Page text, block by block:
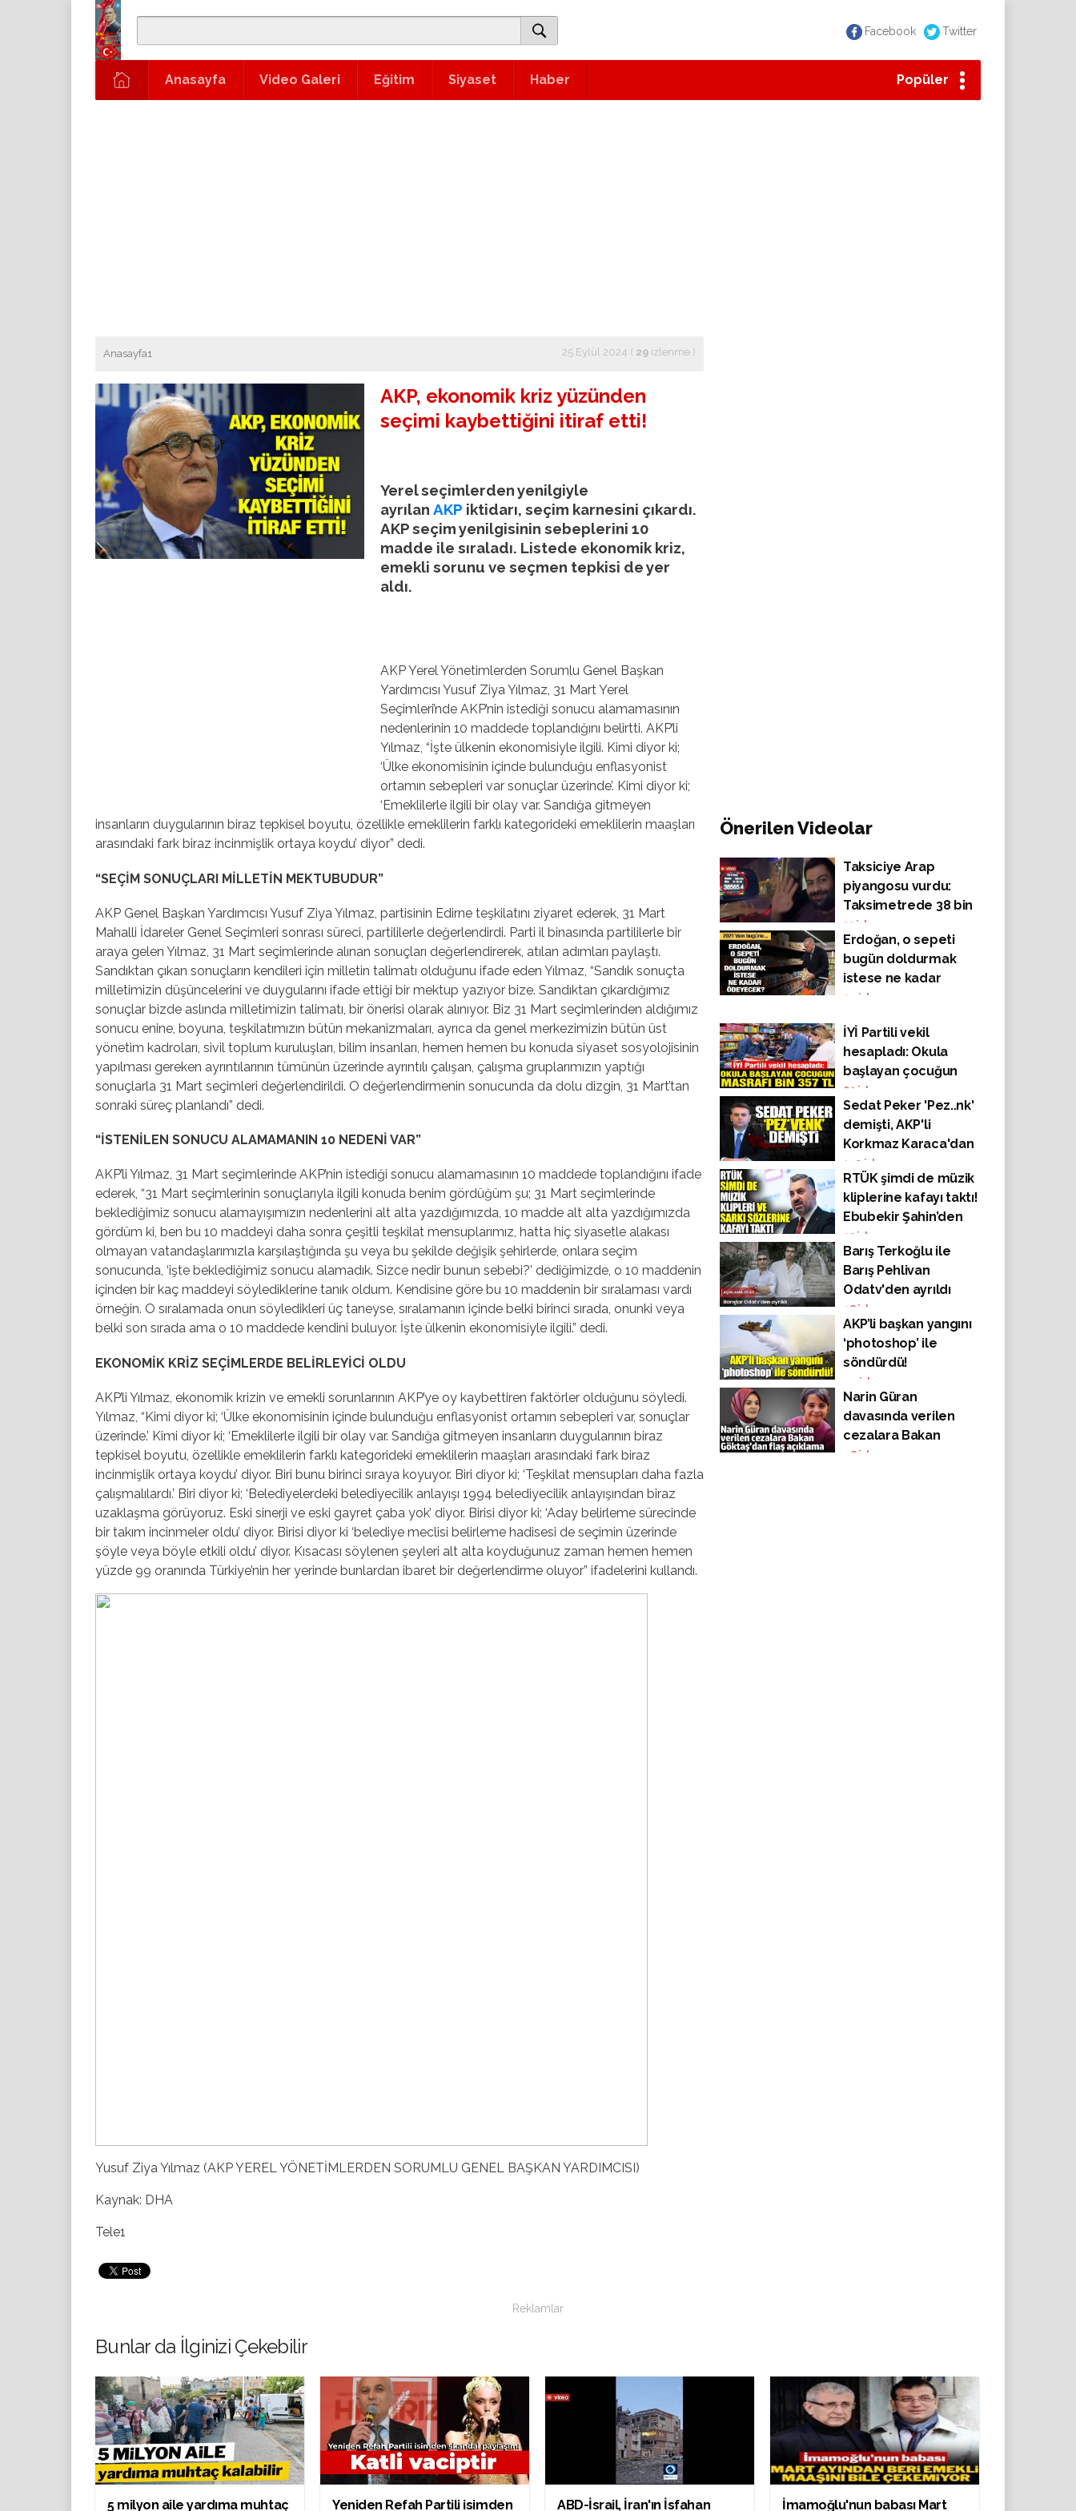
Facebook Twitter
Anasayfa Video Galeri Eğitim Siyaset Haber Popüler
Anasayfa1 25 Eylül 2024 ( 29 izlenme )
AKP, ekonomik kriz yüzünden
seçimi kaybettiğini itiraf etti!
Yerel seçimlerden yenilgiyle
ayrılan AKP iktidarı, seçim karnesini çıkardı.
AKP seçim yenilgisinin sebeplerini 10
madde ile sıraladı. Listede ekonomik kriz,
emekli sorunu ve seçmen tepkisi de yer
aldı.
AKP Yerel Yönetimlerden Sorumlu Genel Başkan
Yardımcısı Yusuf Ziya Yılmaz, 31 Mart Yerel
Seçimleri’nde AKP’nin istediği sonucu alamamasının
nedenlerinin 10 maddede toplandığını belirtti. AKP’li
Yılmaz, “İşte ülkenin ekonomisiyle ilgili. Kimi diyor ki;
‘Ülke ekonomisinin içinde bulunduğu enflasyonist
ortamın sebepleri var sonuçlar üzerinde’. Kimi diyor ki;
‘Emeklilerle ilgili bir olay var. Sandığa gitmeyen
insanların duygularının biraz tepkisel boyutu, özellikle emeklilerin farklı kategorideki emeklilerin maaşları
arasındaki fark biraz incinmişlik ortaya koydu’ diyor” dedi.
“SEÇİM SONUÇLARI MİLLETİN MEKTUBUDUR”
AKP Genel Başkan Yardımcısı Yusuf Ziya Yılmaz, partisinin Edirne teşkilatını ziyaret ederek, 31 Mart
Mahalli İdareler Genel Seçimleri sonrası süreci, partililerle değerlendirdi. Parti il binasında partililerle bir
araya gelen Yılmaz, 31 Mart seçimlerinde alınan sonuçları değerlendirerek, atılan adımları paylaştı.
Sandıktan çıkan sonuçların kendileri için milletin talimatı olduğunu ifade eden Yılmaz, “Sandık sonuçta
milletimizin düşüncelerini ve duygularını ifade ettiği bir mektup yazıyor bize. Sandıktan çıkardığımız
sonuçlar bizde aslında milletimizin talimatı, bir önerisi olarak alınıyor. Biz 31 Mart seçimlerinden aldığımız
sonucu enine, boyuna, teşkilatımızın bütün mekanizmaları, ayrıca da genel merkezimizin bütün üst
yönetim kadroları, sivil toplum kuruluşları, bilim insanları, hemen hemen bu konuda siyaset sosyolojisinin
yapılması gereken ayrıntılarının tümünün üzerinde ayrıntılı çalışan, çalışma gruplarımızın yaptığı
sonuçlarla 31 Mart seçimleri değerlendirildi. O değerlendirmenin sonucunda da dolu dizgin, 31 Mart’tan
sonraki süreç planlandı” dedi.
“İSTENİLEN SONUCU ALAMAMANIN 10 NEDENİ VAR”
AKP’li Yılmaz, 31 Mart seçimlerinde AKP’nin istediği sonucu alamamasının 10 maddede toplandığını ifade
ederek, “31 Mart seçimlerinin sonuçlarıyla ilgili konuda benim gördüğüm şu; 31 Mart seçimlerinde
beklediğimiz sonucu alamayışımızın nedenlerini alt alta yazdığımızda, 10 madde alt alta yazdığımızda
gördüm ki, ben bu 10 maddeyi daha sonra çeşitli teşkilat mensuplarımız, hatta hiç siyasetle alakası
olmayan vatandaşlarımızla karşılaştığında şu veya bu şekilde değişik şehirlerde, onlara seçim
sonucunda, ‘işte beklediğimiz sonucu alamadık. Sizce nedir bunun sebebi?’ dediğimizde, o 10 maddenin
içinden bir kaç maddeyi söylediklerine tanık oldum. Kendisine göre bu 10 maddenin bir sıralaması vardı
örneğin. O sıralamada onun söyledikleri üç taneyse, sıralamanın içinde belki birinci sırada, onunki veya
belki son sırada ama o 10 maddede kendini buluyor. İşte ülkenin ekonomisiyle ilgili.” dedi.
EKONOMİK KRİZ SEÇİMLERDE BELİRLEYİCİ OLDU
AKP’li Yılmaz, ekonomik krizin ve emekli sorunlarının AKP’ye oy kaybettiren faktörler olduğunu söyledi.
Yılmaz, “Kimi diyor ki; ‘Ülke ekonomisinin içinde bulunduğu enflasyonist ortamın sebepleri var, sonuçlar
üzerinde.’ Kimi diyor ki; ‘Emeklilerle ilgili bir olay var. Sandığa gitmeyen insanların duygularının biraz
tepkisel boyutu, özellikle emeklilerin farklı kategorideki emeklilerin maaşları arasındaki fark biraz
incinmişlik ortaya koydu’ diyor. Biri bunu birinci sıraya koyuyor. Biri diyor ki; ‘Teşkilat mensupları daha fazla
çalışmalılardı.’ Biri diyor ki; ‘Belediyelerdeki belediyecilik anlayışı 1994 belediyecilik anlayışından biraz
uzaklaşma görüyoruz. Eski sinerji ve eski gayret çaba yok’ diyor. Birisi diyor ki; ‘Aday belirleme sürecinde
bir takım incinmeler oldu’ diyor. Birisi diyor ki ‘belediye meclisi belirleme hadisesi de seçimin üzerinde
şöyle veya böyle etkili oldu’ diyor. Kısacası söylenen şeyleri alt alta koyduğunuz zaman hemen hemen
yüzde 99 oranında Türkiye’nin her yerinde bunlardan ibaret bir değerlendirme oluyor” ifadelerini kullandı.
Yusuf Ziya Yılmaz (AKP YEREL YÖNETİMLERDEN SORUMLU GENEL BAŞKAN YARDIMCISI)
Kaynak: DHA
Tele1
Önerilen Videolar
Taksiciye Arap
piyangosu vurdu:
Taksimetrede 38 bin
565 lirayı gören
taksici keyiften dört
köşe oldu
33 izlenme
Erdoğan, o sepeti
bugün doldurmak
istese ne kadar
ödeyecek?
24 izlenme
İYİ Partili vekil
hesapladı: Okula
başlayan çocuğun
masrafı bin 357 TL
60 izlenme
Sedat Peker 'Pez..nk'
demişti, AKP'li
Korkmaz Karaca'dan
sahte fotoğraflı
komplo teorisi!
140 izlenme
RTÜK şimdi de müzik
kliplerine kafayı taktı!
Ebubekir Şahin’den
ceza tehdidi
25 izlenme
Barış Terkoğlu ile
Barış Pehlivan
Odatv'den ayrıldı
98izlenme
AKP’li başkan yangını
‘photoshop’ ile
söndürdü!
izlenme
Narin Güran
davasında verilen
cezalara Bakan
Göktaş’dan açıklama
48izlenme
Reklamlar
Bunlar da İlginizi Çekebilir
5 milyon aile yardıma muhtaç Yeniden Refah Partili isimden ABD-İsrail, İran'ın İsfahan İmamoğlu'nun babası Mart